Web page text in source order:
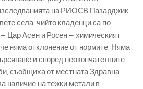
на РИОСВ Пазарджик.
села, чийто кладенци са по
Цар Асен и Росен – химическият
няма отклонение от нормите. Няма
и според неокончателните
съобщиха от местната Здравна
наличие на тежки метали в